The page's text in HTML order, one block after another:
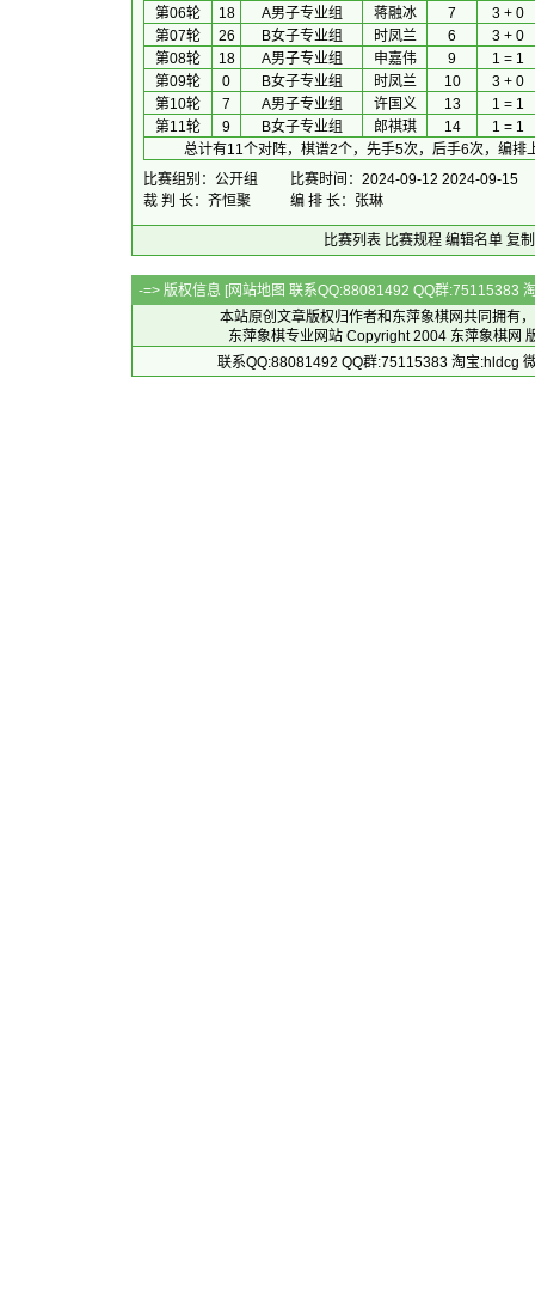
第06轮
18 A男子专业组 蒋融冰 7
3 + 0
第07轮
26 B女子专业组 时凤兰 6
3 + 0
第08轮
18 A男子专业组 申嘉伟 9
1 = 1
第09轮
0 B女子专业组 时凤兰 10
3 + 0
第10轮
7 A男子专业组 许国义 13
1 = 1
第11轮
9 B女子专业组 郎祺琪 14
1 = 1
总计有11个对阵，棋谱2个，先手5次，后手6次，编
比赛组别：公开组
比赛时间：2024-09-12 2024-09-15
裁 判 长：齐恒聚
编 排 长：张琳
比赛列表 比赛规程 编辑名单 复
-=> 版权信息 [网站地图 联系QQ:88081492 QQ群:75115383
本站原创文章版权归作者和 东萍象棋网共同拥有
东萍象棋专业网站 Copyright 2004 东萍象棋网
联系QQ:88081492 QQ群:75115383 淘宝:hldcg